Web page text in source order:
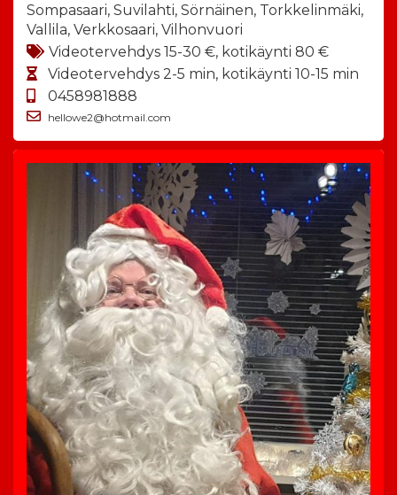
Sompasaari, Suvilahti, Sörnäinen, Torkkelinmäki,
Vallila, Verkkosaari, Vilhonvuori
Videotervehdys 15-30 €, kotikäynti 80 €
Videotervehdys 2-5 min, kotikäynti 10-15 min
0458981888
hellowe2@hotmail.com